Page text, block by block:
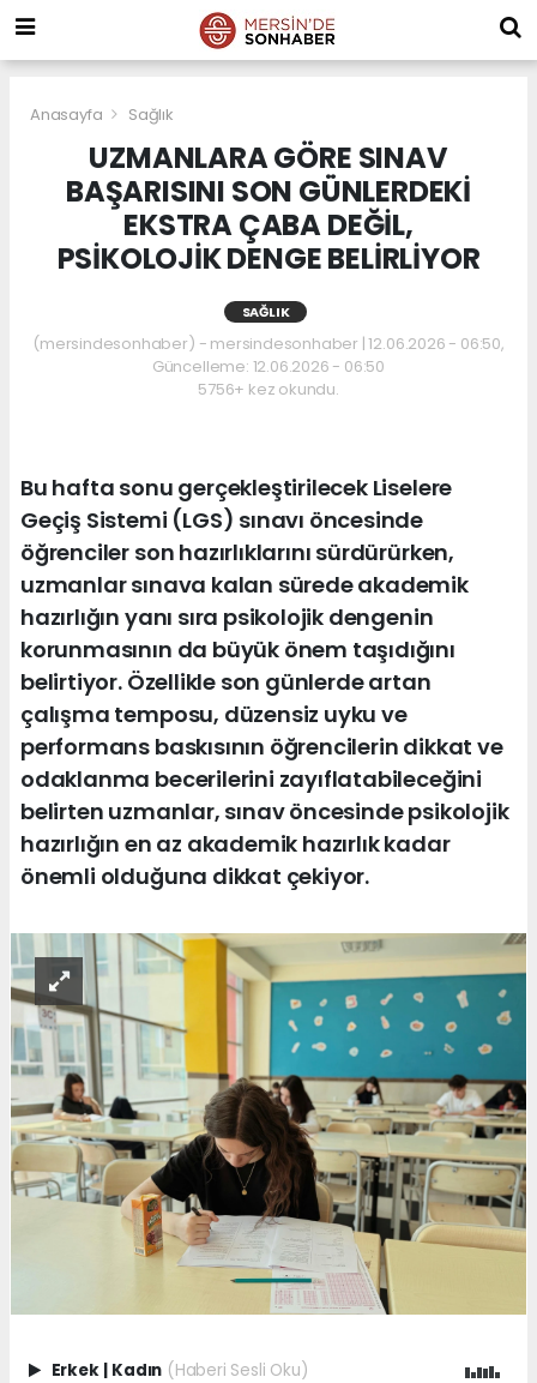
Anasayfa Sağlık
UZMANLARA GÖRE SINAV
BAŞARISINI SON GÜNLERDEKİ
EKSTRA ÇABA DEĞİL,
PSİKOLOJİK DENGE BELİRLİYOR
SAĞLIK
(mersindesonhaber) - mersindesonhaber | 12.06.2026 - 06:50,
Güncelleme: 12.06.2026 - 06:50
5756+ kez okundu.
Bu hafta sonu gerçekleştirilecek Liselere
Geçiş Sistemi (LGS) sınavı öncesinde
öğrenciler son hazırlıklarını sürdürürken,
uzmanlar sınava kalan sürede akademik
hazırlığın yanı sıra psikolojik dengenin
korunmasının da büyük önem taşıdığını
belirtiyor. Özellikle son günlerde artan
çalışma temposu, düzensiz uyku ve
performans baskısının öğrencilerin dikkat ve
odaklanma becerilerini zayıflatabileceğini
belirten uzmanlar, sınav öncesinde psikolojik
hazırlığın en az akademik hazırlık kadar
önemli olduğuna dikkat çekiyor.
Erkek | Kadın (Haberi Sesli Oku)